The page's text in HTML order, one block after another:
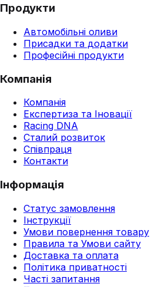
Продукти
Автомобільні оливи
Присадки та додатки
Професійні продукти
Компанія
Компанія
Експертиза та Іновації
Racing DNA
Сталий розвиток
Співпраця
Контакти
Інформація
Статус замовлення
Інструкції
Умови повернення товару
Правила та Умови сайту
Доставка та оплата
Політика приватності
Часті запитання